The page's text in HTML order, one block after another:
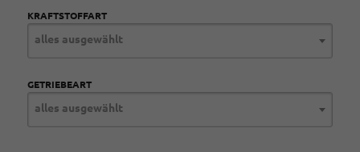
KRAFTSTOFFART
alles ausgewählt
GETRIEBEART
alles ausgewählt